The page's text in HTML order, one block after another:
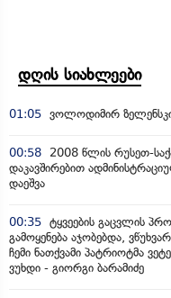
დღის სიახლეები
01:05 ვოლოდიმირ ზელენსკი
00:58
2008 წლის რუსეთ-
დაკავშირებით
დაეშვა
00:35 ტყვეების გაცვლის
გამოყენება აჯობებდა,
ჩემი ნათქვამი პატრიოტმა
ვუხდი - გიორგი ბარამიძე